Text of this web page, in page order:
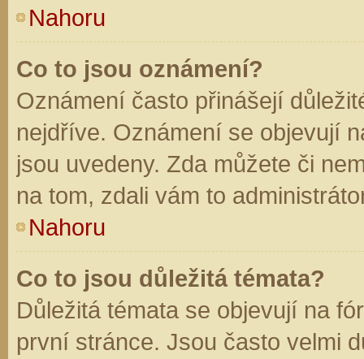
Nahoru
Co to jsou oznámení?
Oznámení často přinášejí
nejdříve. Oznámení se objevují
jsou uvedeny. Zda můžete či
na tom, zdali vám to
Nahoru
Co to jsou důležitá témata?
Důležitá témata se objevují na
první stránce. Jsou často velmi